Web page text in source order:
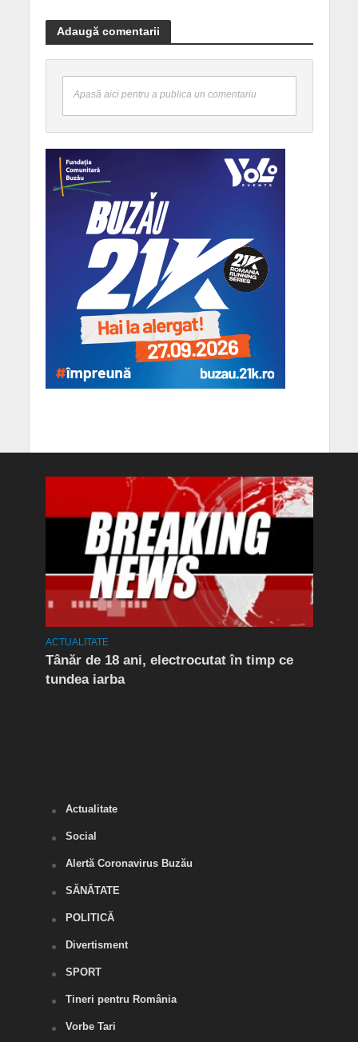
Adaugă comentarii
Apasă aici pentru a publica un comentariu
ACTUALITATE
Tânăr de 18 ani, electrocutat în timp ce
tundea iarba
Actualitate
Social
Alertă Coronavirus Buzău
SĂNĂTATE
POLITICĂ
Divertisment
SPORT
Tineri pentru România
Vorbe Tari